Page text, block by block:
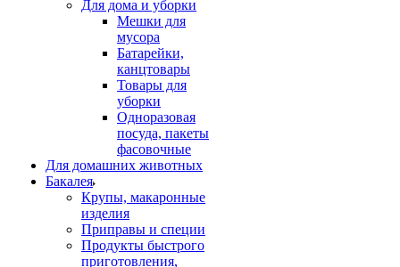
Для дома и уборки
Мешки для
мусора
Батарейки,
канцтовары
Товары для
уборки
Одноразовая
посуда, пакеты
фасовочные
Для домашних животных
Бакалея
Крупы, макаронные
изделия
Приправы и специи
Продукты быстрого
приготовления,